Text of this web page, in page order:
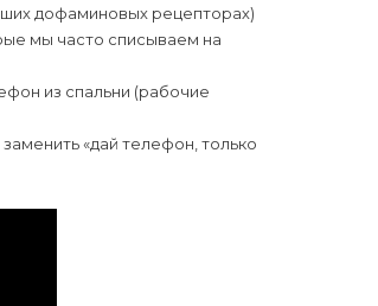
дофаминовых рецепторах)
мы часто списываем на
из спальни (рабочие
«дай телефон, только